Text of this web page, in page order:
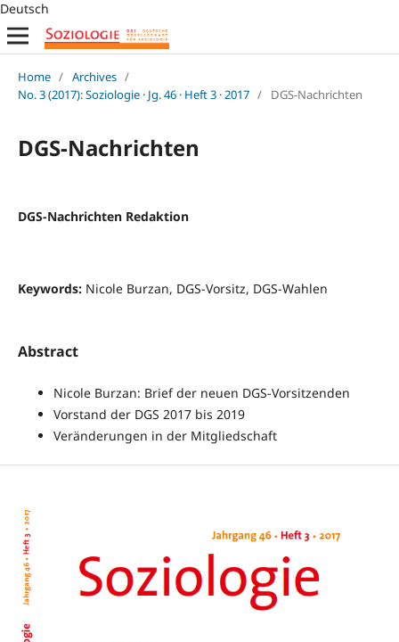
Deutsch
Home / Archives /
No. 3 (2017): Soziologie · Jg. 46 · Heft 3 · 2017 / DGS-Nachrichten
DGS-Nachrichten
DGS-Nachrichten Redaktion
Keywords: Nicole Burzan, DGS-Vorsitz, DGS-Wahlen
Abstract
Nicole Burzan: Brief der neuen DGS-Vorsitzenden
Vorstand der DGS 2017 bis 2019
Veränderungen in der Mitgliedschaft